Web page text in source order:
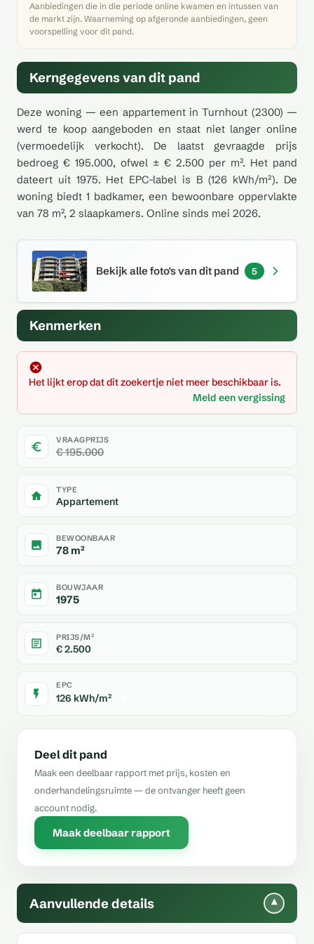
Aanbiedingen die in die periode online kwamen en intussen van
de markt zijn. Waarneming op afgeronde aanbiedingen, geen
voorspelling voor dit pand.
Kerngegevens van dit pand
Deze woning — een appartement in Turnhout (2300) —
werd te koop aangeboden en staat niet langer online
(vermoedelijk verkocht). De laatst gevraagde prijs
bedroeg € 195.000, ofwel ± € 2.500 per m². Het pand
dateert uit 1975. Het EPC-label is B (126 kWh/m²). De
woning biedt 1 badkamer, een bewoonbare oppervlakte
van 78 m², 2 slaapkamers. Online sinds mei 2026.
Bekijk alle foto's van dit pand 5
Kenmerken
Het lijkt erop dat dit zoekertje niet meer beschikbaar is.
Meld een vergissing
VRAAGPRIJS
€ 195.000
TYPE
Appartement
BEWOONBAAR
78 m²
BOUWJAAR
1975
PRIJS/M²
€ 2.500
EPC
126 kWh/m²
Deel dit pand
Maak een deelbaar rapport met prijs, kosten en
onderhandelingsruimte — de ontvanger heeft geen
account nodig.
Maak deelbaar rapport
Aanvullende details ▾